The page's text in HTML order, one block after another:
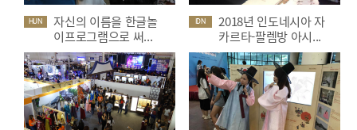
HUN
자신의 이름을 한글놀
이프로그램으로 써...
IDN
2018년 인도네시아 자
카르타-팔렘방 아시...